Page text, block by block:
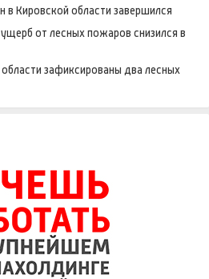
в Кировской области завершился
от лесных пожаров снизился в
зафиксированы два лесных